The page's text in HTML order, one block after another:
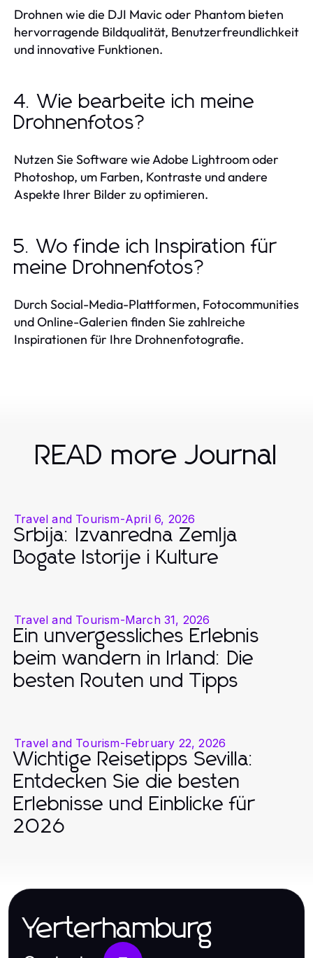
Drohnen wie die DJI Mavic oder Phantom bieten
hervorragende Bildqualität, Benutzerfreundlichkeit
und innovative Funktionen.
4. Wie bearbeite ich meine
Drohnenfotos?
Nutzen Sie Software wie Adobe Lightroom oder
Photoshop, um Farben, Kontraste und andere
Aspekte Ihrer Bilder zu optimieren.
5. Wo finde ich Inspiration für
meine Drohnenfotos?
Durch Social-Media-Plattformen, Fotocommunities
und Online-Galerien finden Sie zahlreiche
Inspirationen für Ihre Drohnenfotografie.
READ more Journal
Travel and Tourism-April 6, 2026
Srbija: Izvanredna Zemlja
Bogate Istorije i Kulture
Travel and Tourism-March 31, 2026
Ein unvergessliches Erlebnis
beim wandern in Irland: Die
besten Routen und Tipps
Travel and Tourism-February 22, 2026
Wichtige Reisetipps Sevilla:
Entdecken Sie die besten
Erlebnisse und Einblicke für
2026
Yerterhamburg